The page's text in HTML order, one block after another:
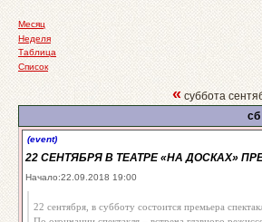
Месяц
Неделя
Таблица
Список
«суббота
сб
(event)
22 CЕНТЯБРЯ В ТЕАТРЕ «НА ДОСКАХ»
Начало:22.09.2018 19:00
22 сентября, в субботу состоится премьера